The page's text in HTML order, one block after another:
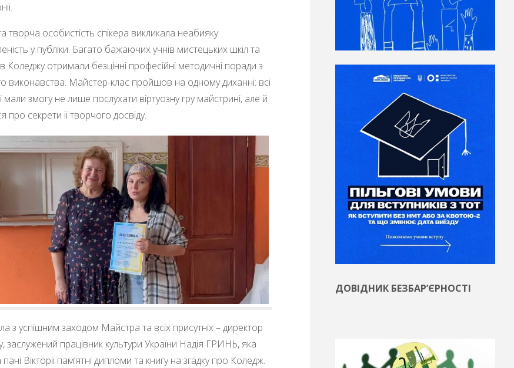
творча особистість спікера викликала неабияку
у публіки. Багато бажаючих учнів мистецьких шкіл та
Коледжу отримали безцінні професійні методичні поради з
виконавства. Майстер-клас пройшов на одному диханні: всі
мали змогу не лише послухати віртуозну гру майстрині, але й
про секрети її творчого досвіду.
з успішним заходом Майстра та всіх присутніх – директор
заслужений працівник культури України Надія ГРИНЬ, яка
Вікторії пам’ятні дипломи та книгу на згадку про Коледж.
ДОВІДНИК БЕЗБАР’ЄРНОСТІ